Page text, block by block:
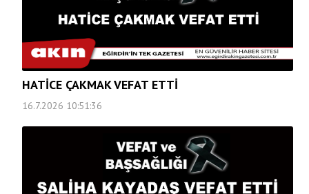
HATİCE ÇAKMAK VEFAT ETTİ
16.7.2026 10:51:36